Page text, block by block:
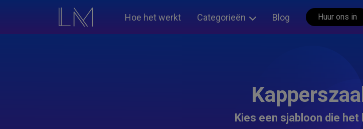
Hoe het werkt Categorieën Blog Huur ons in
Kies een sjabloon die het